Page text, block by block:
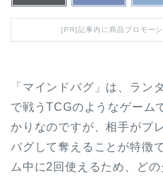
[PR]記事内に商品プロモー
「マインドバグ」は、ラン
で戦うTCGのようなゲーム
かりなのですが、相手がプ
バグして奪えることが特徴
ム中に2回使えるため、ど